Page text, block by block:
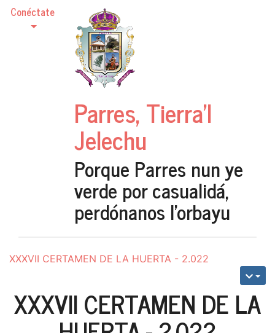
Conéctate
Parres, Tierra'l
Jelechu
Porque Parres nun ye
verde por casualidá,
perdónanos l'orbayu
XXXVII CERTAMEN DE LA HUERTA - 2.022
XXXVII CERTAMEN DE LA